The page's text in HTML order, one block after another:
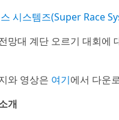
시스템즈(Super Race
망대 계단 오르기 대회에
와 영상은 여기에서 다운
개